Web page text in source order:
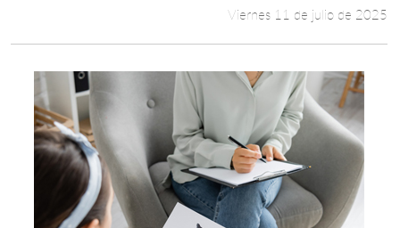
Viernes 11 de julio de 2025